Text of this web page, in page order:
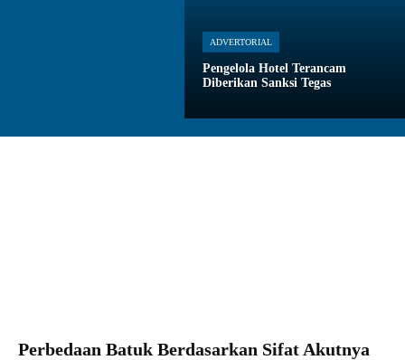
ADVERTORIAL
Pengelola Hotel Terancam
Diberikan Sanksi Tegas
Perbedaan Batuk Berdasarkan Sifat Akutnya